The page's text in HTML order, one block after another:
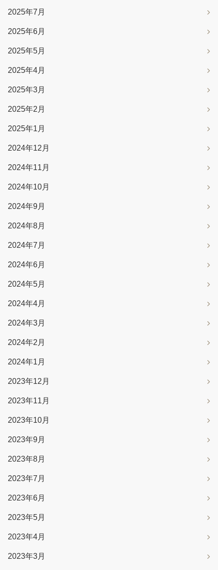
2025年7月
2025年6月
2025年5月
2025年4月
2025年3月
2025年2月
2025年1月
2024年12月
2024年11月
2024年10月
2024年9月
2024年8月
2024年7月
2024年6月
2024年5月
2024年4月
2024年3月
2024年2月
2024年1月
2023年12月
2023年11月
2023年10月
2023年9月
2023年8月
2023年7月
2023年6月
2023年5月
2023年4月
2023年3月